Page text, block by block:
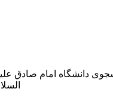
دانشگاه امام صادق